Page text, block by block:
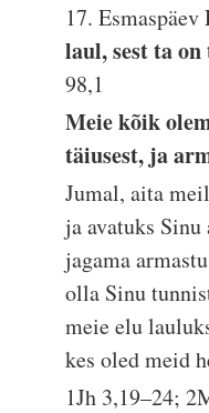
17. Esmaspäev
laul, sest ta
98,1
Meie kõik
täiusest, ja
Jumal, aita
ja avatuks
jagama
olla Sinu
meie elu
kes oled meid
1Jh 3,19–24;